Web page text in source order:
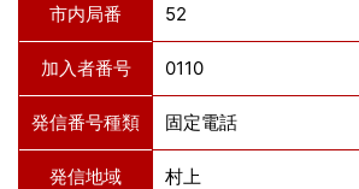
市内局番 52
加入者番号 0110
発信番号種類 固定電話
発信地域 村上